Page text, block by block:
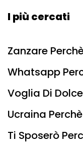
I più cercati
Zanzare
Whatsapp
Voglia Di
Ucraina
Ti Sposerò